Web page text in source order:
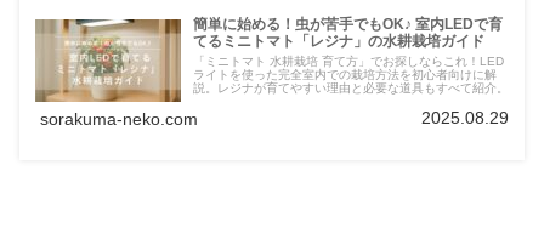
簡単に始める！虫が苦手でもOK♪ 室内LEDで育
てるミニトマト「レジナ」の水耕栽培ガイド
「ミニトマト 水耕栽培 育て方」でお探しならこれ！LED
ライトを使った完全室内での栽培方法を初心者向けに解
説。レジナが育てやすい理由と必要な道具もすべて紹介。
sorakuma-neko.com 2025.08.29